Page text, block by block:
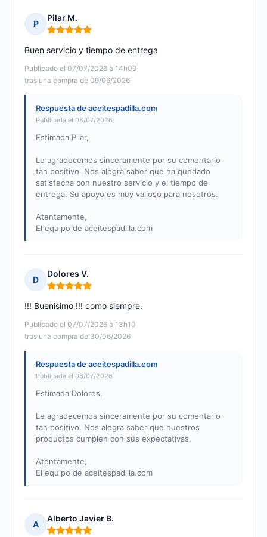
P
Pilar M.
Nota: 5 de 5
Publicado el 07/07/2026 à 14h09
tras una compra de 09/06/2026
Buen servicio y tiempo de entrega
Respuesta de aceitespadilla.com
Publicada el 08/07/2026
Estimada Pilar,
Le agradecemos sinceramente por su comentario
tan positivo. Nos alegra saber que ha quedado
satisfecha con nuestro servicio y el tiempo de
entrega. Su apoyo es muy valioso para nosotros.
Atentamente,
El equipo de aceitespadilla.com
D
Dolores V.
Nota: 5 de 5
Publicado el 07/07/2026 à 13h10
tras una compra de 30/06/2026
!!! Buenisimo !!! como siempre.
Respuesta de aceitespadilla.com
Publicada el 08/07/2026
Estimada Dolores,
Le agradecemos sinceramente por su comentario
tan positivo. Nos alegra saber que nuestros
productos cumplen con sus expectativas.
Atentamente,
El equipo de aceitespadilla.com
A
Alberto Javier B.